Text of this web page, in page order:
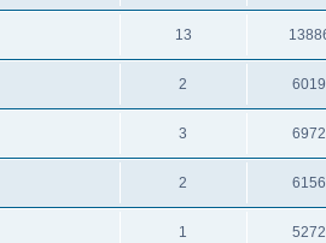
13
2 6019
3 6972
2 6156
1 5272